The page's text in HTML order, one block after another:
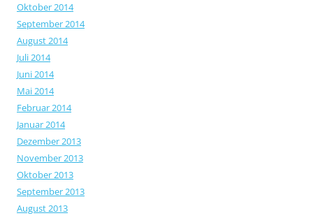
Oktober 2014
September 2014
August 2014
Juli 2014
Juni 2014
Mai 2014
Februar 2014
Januar 2014
Dezember 2013
November 2013
Oktober 2013
September 2013
August 2013